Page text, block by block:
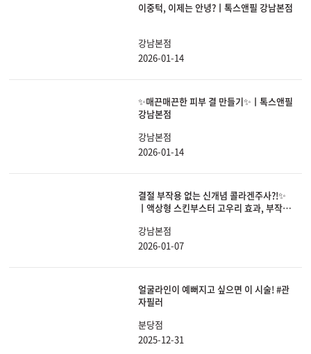
이중턱, 이제는 안녕?ㅣ톡스앤필 강남본점
강남본점
2026-01-14
✨매끈매끈한 피부 결 만들기✨ㅣ톡스앤필
강남본점
강남본점
2026-01-14
결절 부작용 없는 신개념 콜라겐주사?!✨
ㅣ액상형 스킨부스터 고우리 효과, 부작
강남본점
2026-01-07
얼굴라인이 예뻐지고 싶으면 이 시술! #관
자필러
분당점
2025-12-31